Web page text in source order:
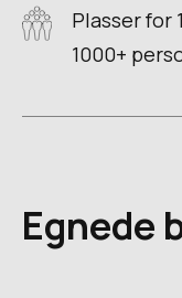
Plasser for
1000+
Egnede